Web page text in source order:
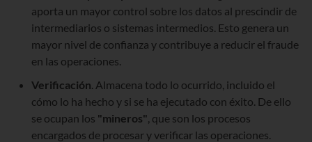
aporta un mayor control sobre los datos al prescindir de
intermediarios o sistemas intermedios. Esto genera un
mayor nivel de confianza y contribuye a reducir el fraude
en las operaciones.
Verificación. Almacena todo lo ocurrido, incluido el
cómo lo ha hecho y si se ha ejecutado con éxito. De ello
se ocupan los "mineros", que son los procesos
encargados de procesar y verificar las operaciones.